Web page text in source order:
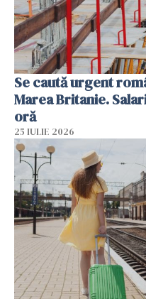
Se caută urgent
Marea Britanie.
oră
25 IULIE 2026